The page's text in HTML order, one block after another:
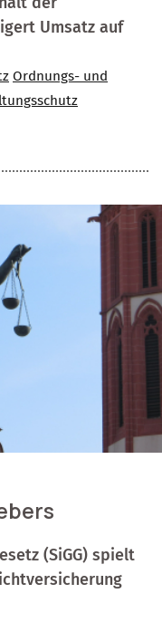
Umsatz auf
Ordnungs- und
(SiGG) spielt